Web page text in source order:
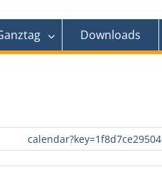
Downloads